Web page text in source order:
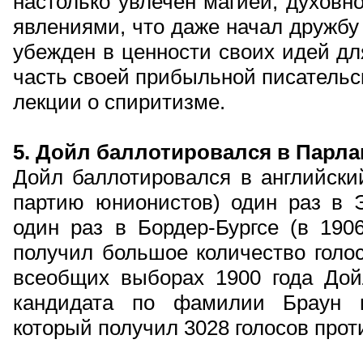
явлениями, что даже начал
убежден в ценности своих идей
часть своей прибыльной
лекции о спиритизме.
5. Дойл баллотировался в
Дойл баллотировался в
партию юнионистов) один раз в
один раз в Бордер-Бургсе (в
получил большое количество
всеобщих выборах 1900 года
кандидата по фамилии Браун
который получил 3028 голосов